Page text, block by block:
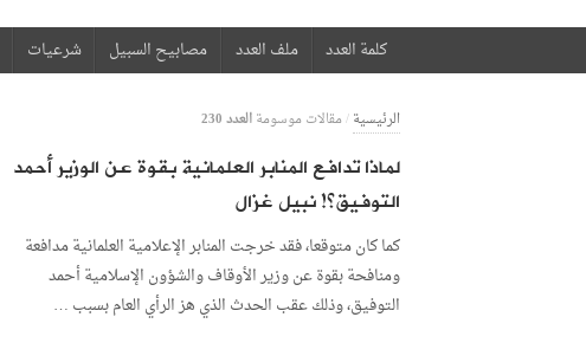
كلمة العدد ملف العدد مصابيح السبيل شرعيات
الرئيسية/مقالات موسومةالعدد 230
لماذا تدافع المنابر العلمانية بقوة عن الوزير أحمد
التوفيق؟! نبيل غزال
كما كان متوقعا، فقد خرجت المنابر الإعلامية العلمانية مدافعة
ومنافحة بقوة عن وزير الأوقاف والشؤون الإسلامية أحمد
التوفيق، وذلك عقب الحدث الذي هز الرأي العام بسبب …